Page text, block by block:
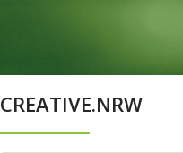
CREATIVE.NRW